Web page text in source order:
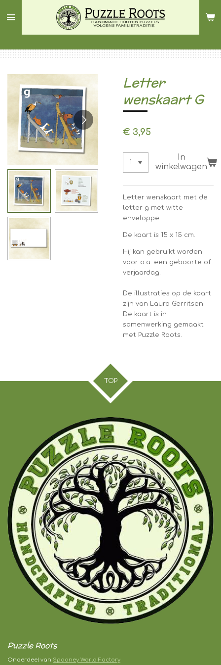
direct
hoofdinhoud
Letter
wenskaart G
€ 3,95
In
winkelwagen
Letter wenskaart met de
letter g met witte
enveloppe
De kaart is 15 x 15 cm.
Hij kan gebruikt worden
voor o.a. een geboorte of
verjaardag.
De illustraties op de kaart
zijn van Laura Gerritsen.
De kaart is in
samenwerking gemaakt
met Puzzle Roots.
TOP
Puzzle Roots
Onderdeel van Spooney World Factory